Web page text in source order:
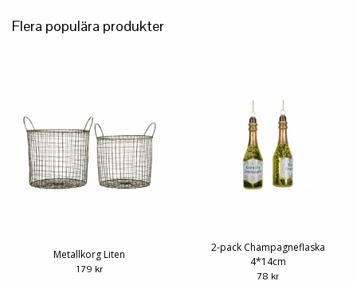
Flera populära produkter
Metallkorg Liten
179 kr
2-pack Champagneflaska
4*14cm
78 kr